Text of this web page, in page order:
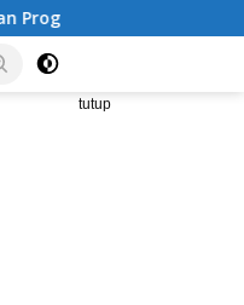
BPJS
tutup